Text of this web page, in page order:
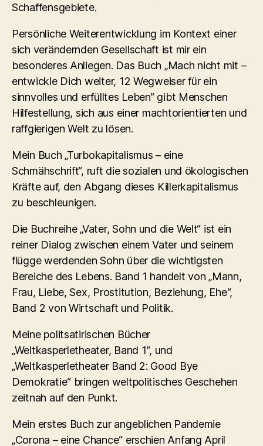
Schaffensgebiete.
Persönliche Weiterentwicklung im Kontext einer
sich verändernden Gesellschaft ist mir ein
besonderes Anliegen. Das Buch „Mach nicht mit –
entwickle Dich weiter, 12 Wegweiser für ein
sinnvolles und erfülltes Leben“ gibt Menschen
Hilfestellung, sich aus einer machtorientierten und
raffgierigen Welt zu lösen.
Mein Buch „Turbokapitalismus – eine
Schmähschrift“, ruft die sozialen und ökologischen
Kräfte auf, den Abgang dieses Killerkapitalismus
zu beschleunigen.
Die Buchreihe „Vater, Sohn und die Welt“ ist ein
reiner Dialog zwischen einem Vater und seinem
flügge werdenden Sohn über die wichtigsten
Bereiche des Lebens. Band 1 handelt von „Mann,
Frau, Liebe, Sex, Prostitution, Beziehung, Ehe“,
Band 2 von Wirtschaft und Politik.
Meine politsatirischen Bücher
„Weltkasperletheater, Band 1“, und
„Weltkasperletheater Band 2: Good Bye
Demokratie“ bringen weltpolitisches Geschehen
zeitnah auf den Punkt.
Mein erstes Buch zur angeblichen Pandemie
„Corona – eine Chance“ erschien Anfang April